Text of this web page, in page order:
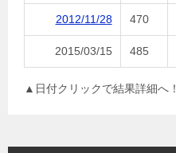
2012/11/28 470
2015/03/15 485
▲日付クリックで結果詳細へ！